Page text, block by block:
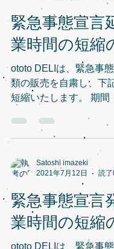
緊急事態宣言
業時間の短縮
ototo DELIは、緊急事
類の販売を自粛し、下
短縮いたします。 期間：2021/8/23（月）～
DELI
Satoshi imazeki
2021年7月12日
読
緊急事態宣言
業時間の短縮
ototo DELIは、緊急事